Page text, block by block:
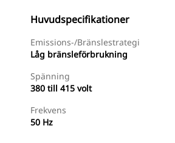
Huvudspecifikationer
Emissions-/bränslestrategi
Låg bränsleförbrukning
Spänning
380 till 415 volt
Frekvens
50 Hz